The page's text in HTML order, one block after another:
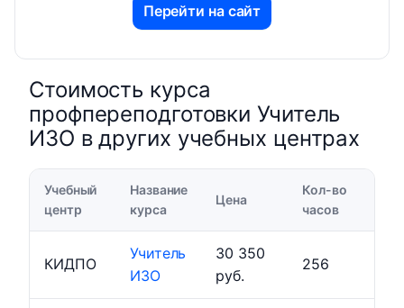
Перейти на сайт
Стоимость курса
профпереподготовки Учитель
ИЗО в других учебных центрах
Учебный
центр
Название
курса
Цена
Кол-во
часов
КИДПО
Учитель
ИЗО
30 350
руб.
256